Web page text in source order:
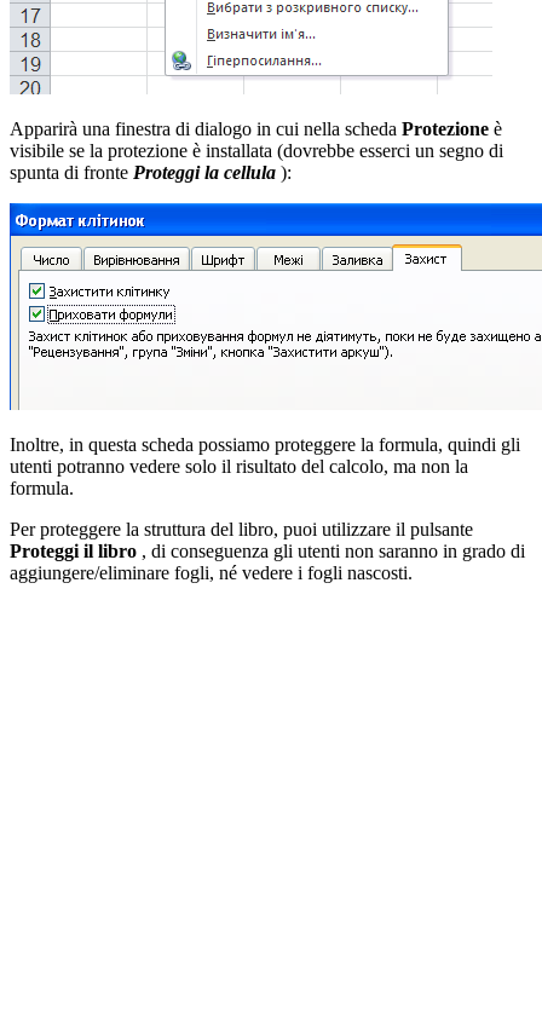
Apparirà una finestra di dialogo in cui nella scheda Protezione è
visibile se la protezione è installata (dovrebbe esserci un segno di
spunta di fronte Proteggi la cellula ):
Inoltre, in questa scheda possiamo proteggere la formula, quindi gli
utenti potranno vedere solo il risultato del calcolo, ma non la
formula.
Per proteggere la struttura del libro, puoi utilizzare il pulsante
Proteggi il libro , di conseguenza gli utenti non saranno in grado di
aggiungere/eliminare fogli, né vedere i fogli nascosti.